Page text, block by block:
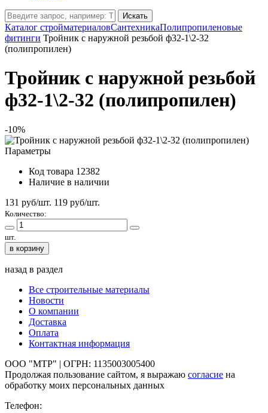
Искать
Каталог стройматериаловСантехникаПолипропиленовые
фитинги Тройник с наружной резьбой ф32-1\2-32
(полипропилен)
Тройник с наружной резьбой
ф32-1\2-32 (полипропилен)
-10%
Параметры
Код товара 12382
Наличие в наличии
131 руб/шт. 119 руб/шт.
Количество:
шт.
в корзину
назад в раздел
Все строительные материалы
Новости
О компании
Доставка
Оплата
Контактная информация
ООО "МТР" | ОГРН: 1135003005400
Продолжая пользование сайтом, я выражаю согласие на
обработку моих персональных данных
Телефон: